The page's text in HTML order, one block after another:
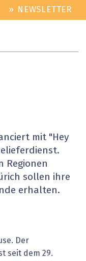
» NEWSLETTER
mit "Hey
Regionen
sollen ihre
erhalten.
Der
seit dem 29.